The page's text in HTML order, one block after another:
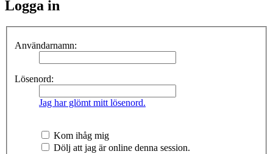
Logga in
Användarnamn:
Lösenord:
Jag har glömt mitt lösenord.
Kom ihåg mig
Dölj att jag är online denna session.